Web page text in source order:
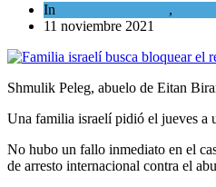
In ,
11 noviembre 2021
Shmulik Peleg, abuelo de Eitan
Una familia israelí pidió el jueves a
No hubo un fallo inmediato en el
de arresto internacional contra el